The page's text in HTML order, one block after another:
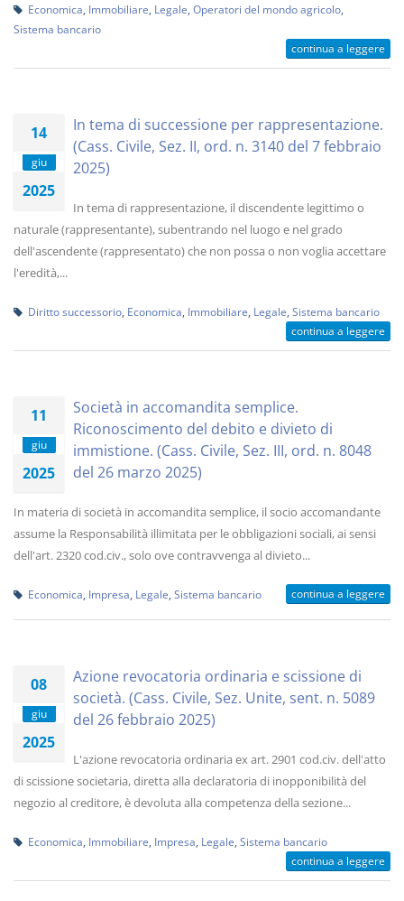
Economica Immobiliare Legale Operatori del mondo agricolo
Sistema bancario
continua a leggere
14
giu
2025
In tema di successione per rappresentazione.
(Cass. Civile, Sez. II, ord. n. 3140 del 7 febbraio
2025)
In tema di rappresentazione, il discendente legittimo o
naturale (rappresentante), subentrando nel luogo e nel grado
dell'ascendente (rappresentato) che non possa o non voglia accettare
l'eredità,...
Diritto successorio Economica Immobiliare Legale Sistema bancario
continua a leggere
11
giu
2025
Società in accomandita semplice.
Riconoscimento del debito e divieto di
immistione. (Cass. Civile, Sez. III, ord. n. 8048
del 26 marzo 2025)
In materia di società in accomandita semplice, il socio accomandante
assume la Responsabilità illimitata per le obbligazioni sociali, ai sensi
dell'art. 2320 cod.civ., solo ove contravvenga al divieto...
Economica Impresa Legale Sistema bancario continua a leggere
08
giu
2025
Azione revocatoria ordinaria e scissione di
società. (Cass. Civile, Sez. Unite, sent. n. 5089
del 26 febbraio 2025)
L'azione revocatoria ordinaria ex art. 2901 cod.civ. dell'atto
di scissione societaria, diretta alla declaratoria di inopponibilità del
negozio al creditore, è devoluta alla competenza della sezione...
Economica Immobiliare Impresa Legale Sistema bancario
continua a leggere